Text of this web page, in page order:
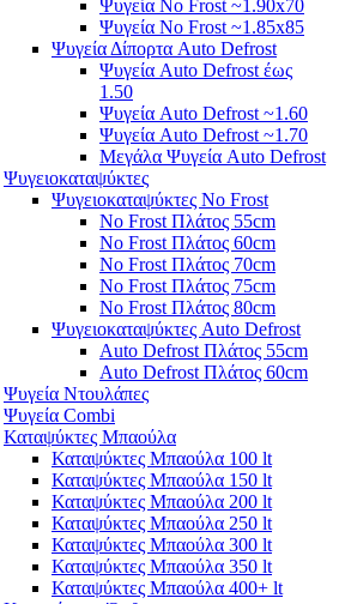
Ψυγεία No Frost ~1.90x70
Ψυγεία No Frost ~1.85x85
Ψυγεία Δίπορτα Auto Defrost
Ψυγεία Auto Defrost έως
1.50
Ψυγεία Auto Defrost ~1.60
Ψυγεία Auto Defrost ~1.70
Μεγάλα Ψυγεία Auto Defrost
Ψυγειοκαταψύκτες
Ψυγειοκαταψύκτες No Frost
No Frost Πλάτος 55cm
No Frost Πλάτος 60cm
No Frost Πλάτος 70cm
No Frost Πλάτος 75cm
No Frost Πλάτος 80cm
Ψυγειοκαταψύκτες Auto Defrost
Auto Defrost Πλάτος 55cm
Auto Defrost Πλάτος 60cm
Ψυγεία Ντουλάπες
Ψυγεία Combi
Καταψύκτες Μπαούλα
Καταψύκτες Μπαούλα 100 lt
Καταψύκτες Μπαούλα 150 lt
Καταψύκτες Μπαούλα 200 lt
Καταψύκτες Μπαούλα 250 lt
Καταψύκτες Μπαούλα 300 lt
Καταψύκτες Μπαούλα 350 lt
Καταψύκτες Μπαούλα 400+ lt